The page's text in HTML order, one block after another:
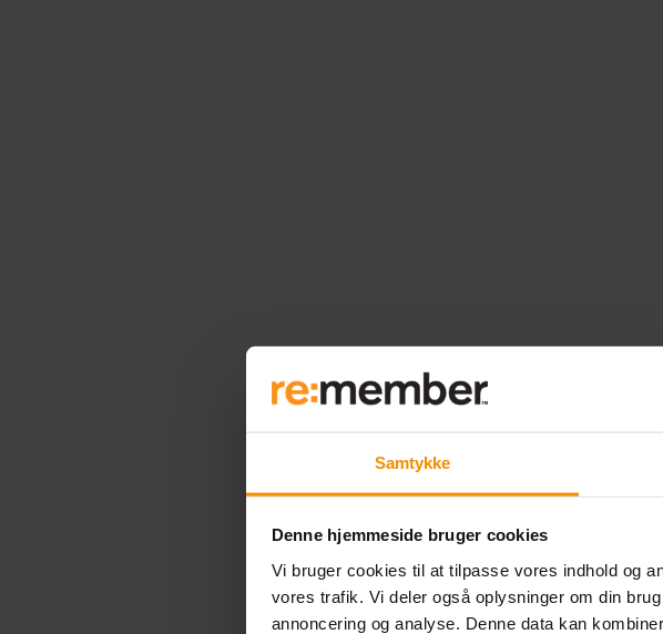
Samtykke
Denne hjemmeside bruger cookies
Vi bruger cookies til at tilpasse vores indhold og
vores trafik. Vi deler også oplysninger om din
annoncering og analyse. Denne data kan